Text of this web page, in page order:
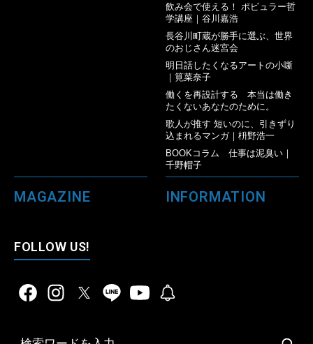
飲み会で使える！ ポピュラー哲
学講座｜谷川嘉浩
長谷川町蔵が勝手に選ぶ、世界
のおじさん迷宮会
明日話したくなるアートの小噺
｜筧菜奈子
働くを再設計する 本当は働き
たくないあなたのために。
歌人が推す 短いのに、引きずり
込まれるマンガ｜枡野浩一
BOOKコラム 仕事は泥臭い｜
千野帽子
MAGAZINE INFORMATION
FOLLOW US!